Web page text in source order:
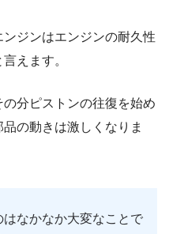
ジンはエンジンの耐久性
えます。
分ピストンの往復を始め
の動きは激しくなりま
なかなか大変なことで